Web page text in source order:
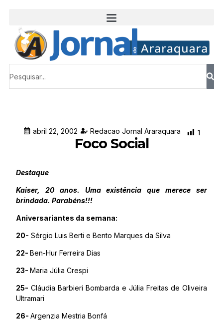
abril 22, 2002 Redacao Jornal Araraquara 1
Foco Social
Destaque
Kaiser, 20 anos. Uma existência que merece ser
brindada. Parabéns!!!
Aniversariantes da semana:
20- Sérgio Luis Berti e Bento Marques da Silva
22- Ben-Hur Ferreira Dias
23- Maria Júlia Crespi
25- Cláudia Barbieri Bombarda e Júlia Freitas de Oliveira
Ultramari
26- Argenzia Mestria Bonfá